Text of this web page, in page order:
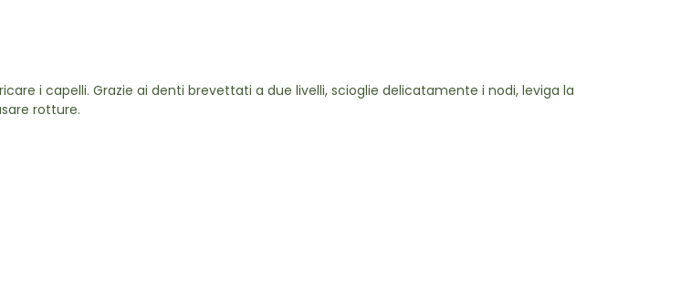
i capelli. Grazie ai denti brevettati a due livelli, scioglie delicatamente i nodi, leviga la
rotture.